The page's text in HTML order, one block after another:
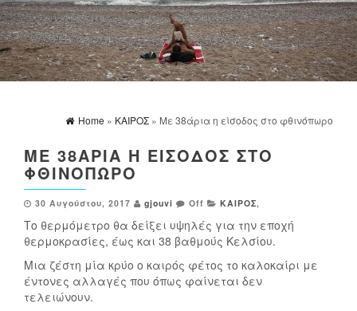
Home » ΚΑΙΡΟΣ » Με 38άρια η είσοδος στο φθινόπωρο
ΜΕ 38ΆΡΙΑ Η ΕΊΣΟΔΟΣ ΣΤΟ
ΦΘΙΝΌΠΩΡΟ
30 Αυγούστου, 2017 gjouvi Off ΚΑΙΡΟΣ,
Το θερμόμετρο θα δείξει υψηλές για την εποχή
θερμοκρασίες, έως και 38 βαθμούς Κελσίου.
Μια ζέστη μία κρύο ο καιρός φέτος το καλοκαίρι με
έντονες αλλαγές που όπως φαίνεται δεν
τελειώνουν.